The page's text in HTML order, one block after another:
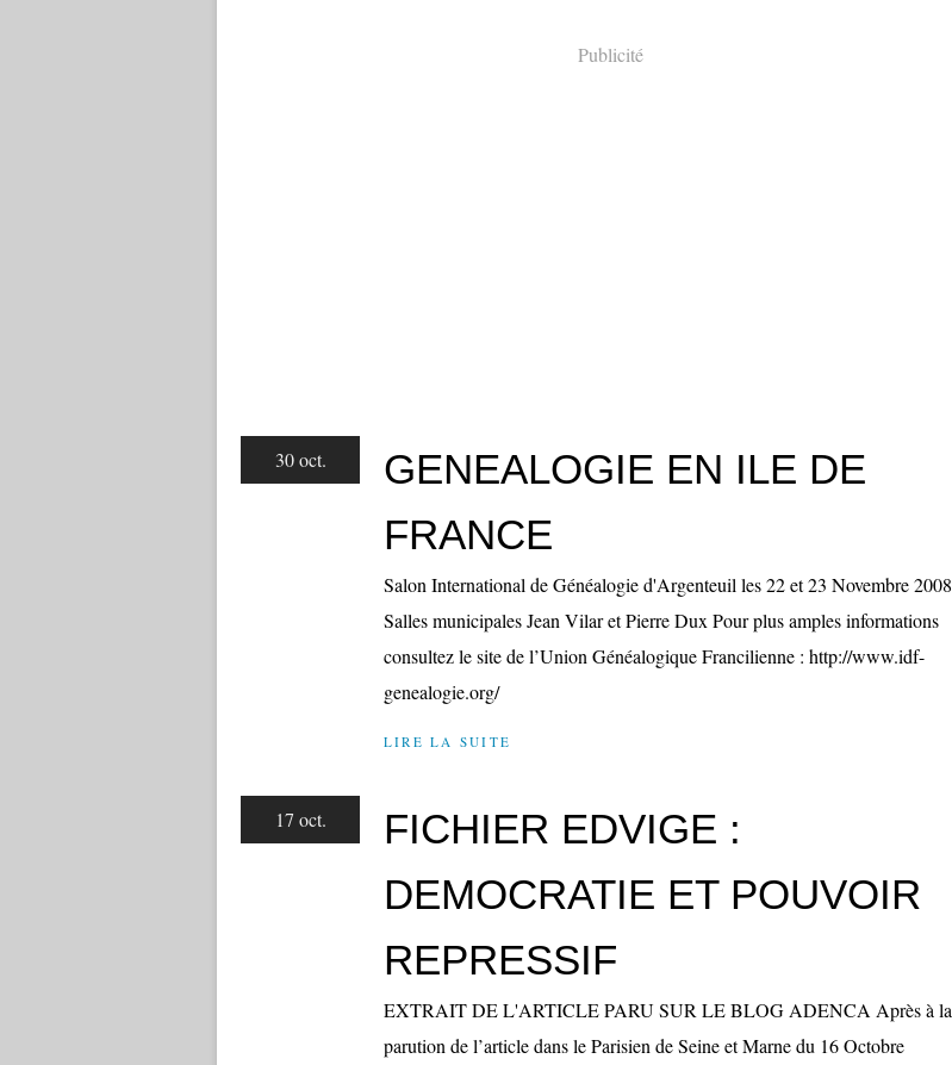
Publicité
30 oct.
GENEALOGIE EN ILE DE
FRANCE
Salon International de Généalogie d'Argenteuil les 22 et 23 Novembre 2008
Salles municipales Jean Vilar et Pierre Dux Pour plus amples informations
consultez le site de l’Union Généalogique Francilienne : http://www.idf-
genealogie.org/
LIRE LA SUITE
17 oct.
FICHIER EDVIGE :
DEMOCRATIE ET POUVOIR
REPRESSIF
EXTRAIT DE L'ARTICLE PARU SUR LE BLOG ADENCA Après à la
parution de l’article dans le Parisien de Seine et Marne du 16 Octobre